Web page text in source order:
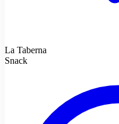
La Taberna
Snack